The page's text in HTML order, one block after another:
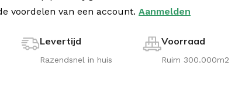
voordelen van een account. Aanmelden
Levertijd
Razendsnel in huis
Voorraad
Ruim 300.000m2